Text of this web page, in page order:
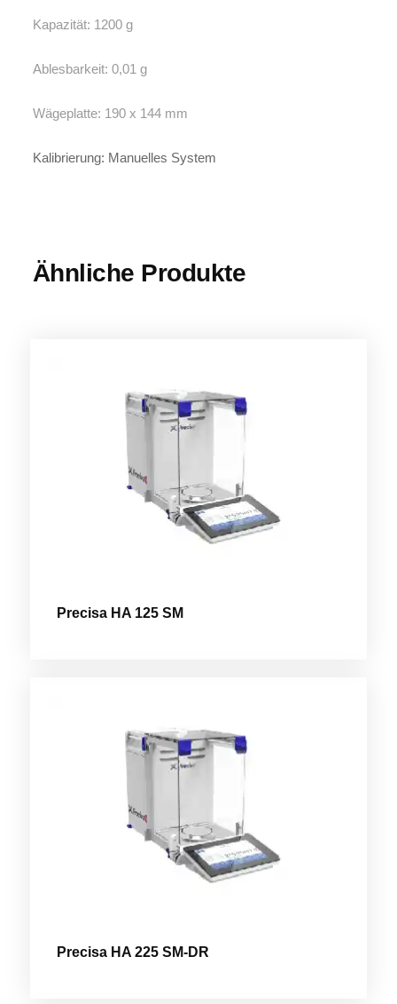
Kapazität: 1200 g
Ablesbarkeit: 0,01 g
Wägeplatte: 190 x 144 mm
Kalibrierung: Manuelles System
Ähnliche Produkte
Precisa HA 125 SM
Precisa HA 225 SM-DR